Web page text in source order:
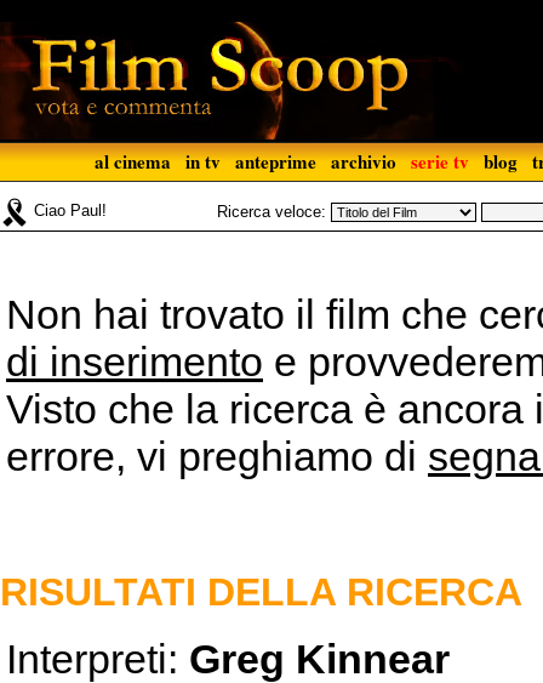
al cinema in tv anteprime archivio serie tv blog
Ciao Paul! Ricerca veloce:
Non hai trovato il film che
di inserimento e
Visto che la ricerca è
errore, vi preghiamo di
RISULTATI DELLA RICERCA
Interpreti: Greg Kinnear